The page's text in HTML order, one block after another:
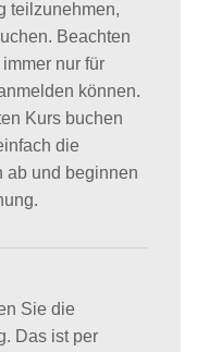
teilzunehmen,
Beachten
nur für
können.
Kurs buchen
die
ab und beginnen
Sie die
Das ist per